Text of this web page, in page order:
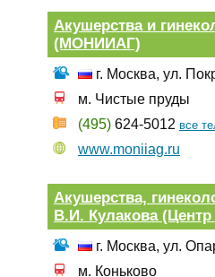
Акушерства и
(МОНИИАГ)
г. Москва, ул.
м. Чистые пруды
(495) 624-5012 все
www.moniiag.ru
Акушерства,
В.И. Кулакова
г. Москва, ул.
м. Коньково